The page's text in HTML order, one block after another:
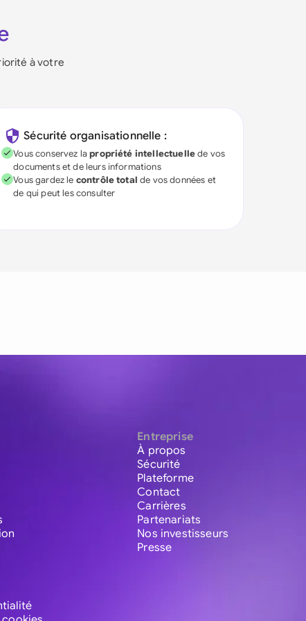
à votre
Sécurité organisationnelle :
Vous conservez lapropriété intellectuellede vos
documents et de leurs informations
Vous gardez le contrôle total de vos données et
de qui peut les consulter
Entreprise
À propos
Sécurité
Plateforme
Contact
Carrières
Partenariats
Nos investisseurs
Presse